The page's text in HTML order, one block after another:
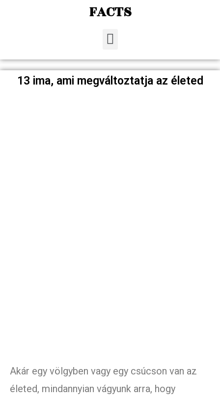
FACTS
13 ima, ami megváltoztatja az életed
Akár egy völgyben vagy egy csúcson van az
életed, mindannyian vágyunk arra, hogy